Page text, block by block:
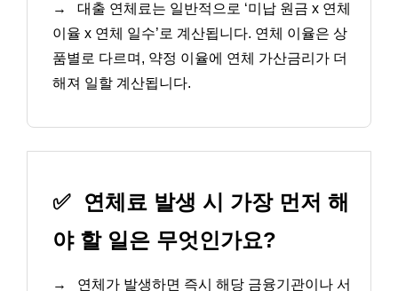
→
대출 연체료는 일반적으로 ‘미납 원금 x 연체
이율 x 연체 일수’로 계산됩니다. 연체 이율은 상
품별로 다르며, 약정 이율에 연체 가산금리가 더
해져 일할 계산됩니다.
✅
연체료 발생 시 가장 먼저 해
야 할 일은 무엇인가요?
→
연체가 발생하면 즉시 해당 금융기관이나 서